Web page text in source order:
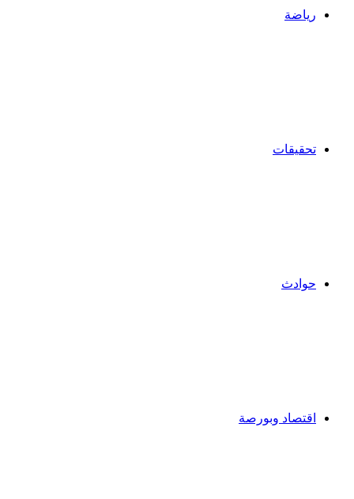
رياضة
تحقيقات
حوادث
اقتصاد وبورصة